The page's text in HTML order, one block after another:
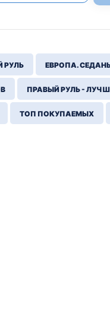
РУЛЬ ЕВРОПА.
ПРАВЫЙ РУЛЬ -
ТОП ПОКУПАЕМЫХ